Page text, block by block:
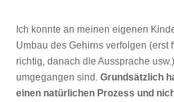
Ich konnte an meinen eigenen
Umbau des Gehirns verfolgen (erst
richtig, danach die Aussprache
umgegangen sind. Grundsätzlich
einen natürlichen Prozess und